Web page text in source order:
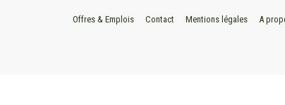
Offres & Emplois Contact Mentions légales A